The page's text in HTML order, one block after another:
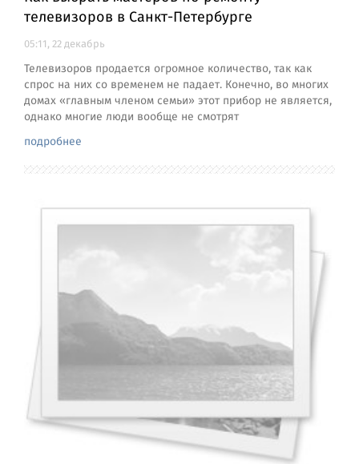
телевизоров в Санкт-Петербурге
05:11, 22 декабрь
Телевизоров продается огромное количество, так как
спрос на них со временем не падает. Конечно, во многих
домах «главным членом семьи» этот прибор не является,
однако многие люди вообще не смотрят
подробнее